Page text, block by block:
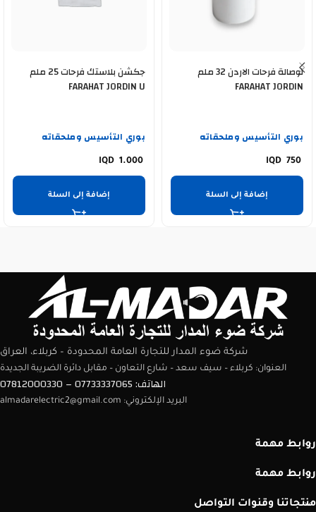
توصالة فرحات الاردن 32 ملم
FARAHAT JORDIN
بوري التأسيس وملحقاته
750
إضافة إلى السلة
جكشن بلاستك فرحات 25 ملم
FARAHAT JORDIN U
بوري التأسيس وملحقاته
1.000
إضافة إلى السلة
شركة ضوء المدار للتجارة العامة المحدودة – كربلاء، العراق
العنوان: كربلاء – سيف سعد – شارع التعاون – مقابل دائرة الضريبة الجديدة
الهاتف: 07733337065 – 07812000330
البريد الإلكتروني: almadarelectric2@gmail.com
روابط مهمة
روابط مهمة
منتجاتنا وقنوات التواصل